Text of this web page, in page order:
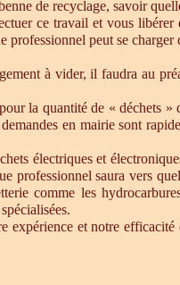
de recyclage, savoir
ce travail et vous libérer
peut se charger
à vider, il faudra au
la quantité de « déchets »
en mairie sont
électriques et
professionnel saura vers
comme les
expérience et notre efficacité